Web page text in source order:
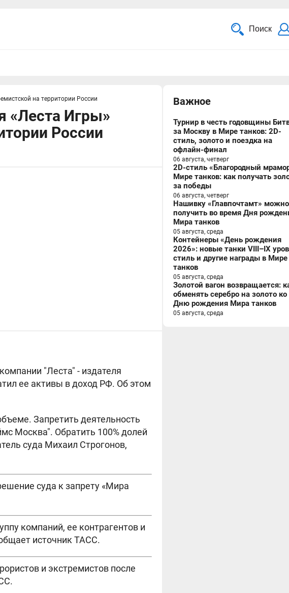
Поиск
на территории России
«Леста Игры»
России
"Леста" - издателя
ее активы в доход РФ. Об этом
Запретить деятельность
Москва". Обратить 100% долей
суда Михаил Строгонов,
суда к запрету «Мира
компаний, ее контрагентов и
источник ТАСС.
и экстремистов после
Важное
Турнир в честь годовщины
за Москву в Мире танков: 2D-
стиль, золото и поездка на
офлайн-финал
06 августа, четверг
2D-стиль «Благородный
Мире танков: как получать
за победы
06 августа, четверг
Нашивку «Главпочтамт» можно
получить во время Дня
Мира танков
05 августа, среда
Контейнеры «День рождения
2026»: новые танки VIII–IX
стиль и другие награды в Мире
танков
05 августа, среда
Золотой вагон возвращается:
обменять серебро на золото ко
Дню рождения Мира танков
05 августа, среда